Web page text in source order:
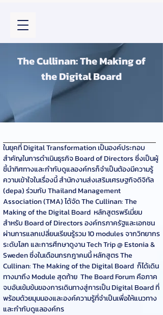
The Cullinan: The Making of
the Digital Board
ในยุคที่ Digital Transformation เป็นองค์ประกอบ
สำคัญในการดำเนินธุรกิจ Board of Directors ซึ่งเป็นผู้
ชี้นำทิศทางและกำกับดูแลองค์กรก็จำเป็นต้องมีความรู้
ความเข้าใจในเรื่องนี้ สำนักงานส่งเสริมเศรษฐกิจดิจิทัล
(depa) ร่วมกับ Thailand Management
Association (TMA) ได้จัด The Cullinan: The
Making of the Digital Board  หลักสูตรพรีเมี่ยม
สำหรับ Board of Directors องค์กรภาครัฐและเอกชน
ผ่านการแลกเปลี่ยนเรียนรู้รวม 10 modules จากวิทยากร
ระดับโลก และการศึกษาดูงาน Tech Trip @ Estonia &
Sweden ซึ่งในเดือนกรกฎาคมนี้ หลักสูตร The
Cullinan: The Making of the Digital Board  ก็ได้เดิน
ทางมาถึง Module สุดท้าย  The Board Forum คือภาค
จบอันเข้มข้นของการเดินทางสู่การเป็น Digital Board ที่
พร้อมด้วยมุมมองและองค์ความรู้ที่จำเป็นเพื่อให้แนวทาง
และกำกับดูแลองค์กร